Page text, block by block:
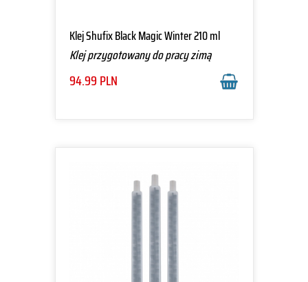
Klej Shufix Black Magic Winter 210 ml
Klej przygotowany do pracy zimą
94.99PLN